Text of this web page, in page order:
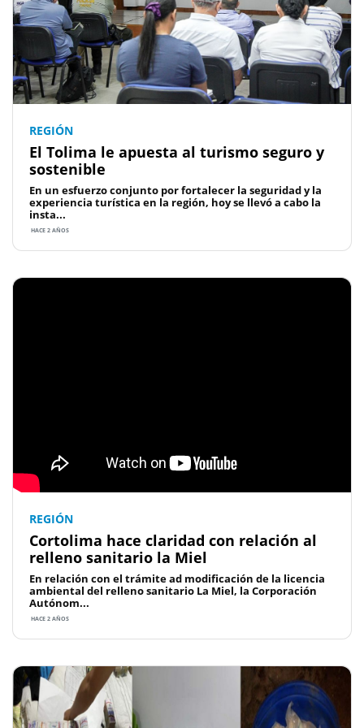
REGIÓN
El Tolima le apuesta al turismo seguro y
sostenible
En un esfuerzo conjunto por fortalecer la seguridad y la
experiencia turística en la región, hoy se llevó a cabo la
insta...
HACE 2 AÑOS
REGIÓN
Cortolima hace claridad con relación al
relleno sanitario la Miel
En relación con el trámite ad modificación de la licencia
ambiental del relleno sanitario La Miel, la Corporación
Autónom...
HACE 2 AÑOS